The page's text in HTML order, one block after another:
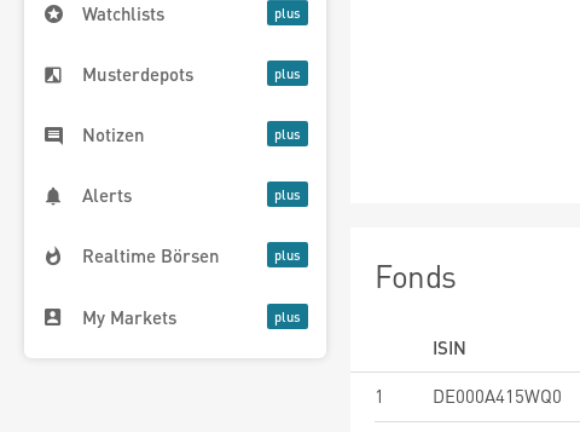
Watchlists
Musterdepots
Notizen
Alerts
Realtime Börsen
My Markets
Fonds
ISIN
1
DE000A415WQ0